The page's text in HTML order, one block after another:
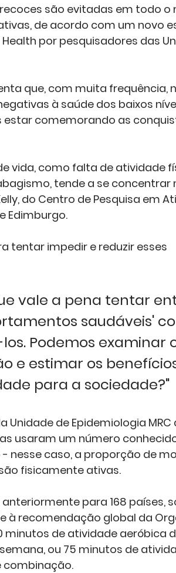
são evitadas em todo o
de acordo com um novo
por pesquisadores das
à saúde dos baixos
comemorando as
vida, como falta de atividade
tende a se concentrar
do Centro de Pesquisa em
Edimburgo.
tentar impedir e reduzir esses
vale a pena tentar
saudáveis'
Podemos examinar
e estimar os
para a sociedade?"
Unidade de Epidemiologia MRC
usaram um número
nesse caso, a proporção de
fisicamente ativas.
para 168 países,
à recomendação global da
minutos de atividade aeróbica
ou 75 minutos de
combinação.